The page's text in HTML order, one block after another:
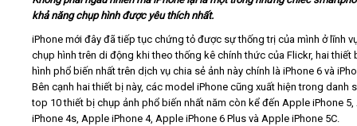
Kiến thức
Liên hệ - Đăng ký
khả năng chụp hình được yêu thích nhất.
iPhone mới đây đã tiếp tục chứng tỏ được sự thống trị của mình ở lĩnh
chụp hình trên di động khi theo thống kê chính thức của Flickr, hai thiết
hình phổ biến nhất trên dịch vụ chia sẻ ảnh này chính là iPhone 6 và
Bên cạnh hai thiết bị này, các model iPhone cũng xuất hiện trong danh
top 10 thiết bị chụp ảnh phổ biến nhất năm còn kể đến Apple iPhone
iPhone 4s, Apple iPhone 4, Apple iPhone 6 Plus và Apple iPhone 5C.